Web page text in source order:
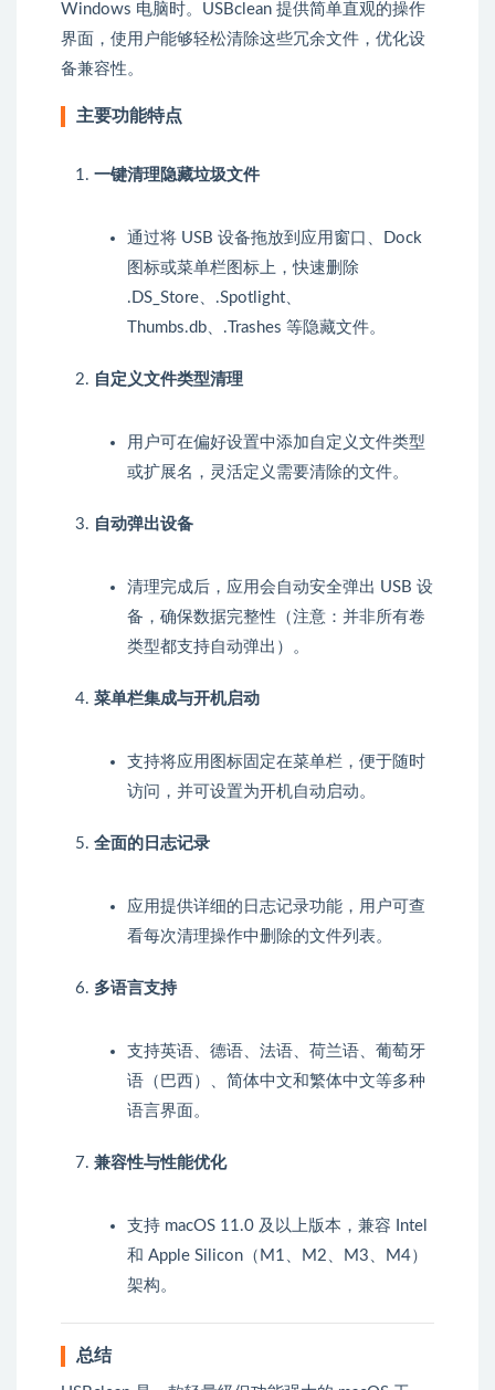
Windows 电脑时。USBclean 提供简单直观的操作
界面，使用户能够轻松清除这些冗余文件，优化设
备兼容性。
主要功能特点
一键清理隐藏垃圾文件
通过将 USB 设备拖放到应用窗口、Dock
图标或菜单栏图标上，快速删除
.DS_Store、 .Spotlight、
Thumbs.db、 .Trashes 等隐藏文件。
自定义文件类型清理
用户可在偏好设置中添加自定义文件类型
或扩展名，灵活定义需要清除的文件。
自动弹出设备
清理完成后，应用会自动安全弹出 USB 设
备，确保数据完整性（注意：并非所有卷
类型都支持自动弹出）。
菜单栏集成与开机启动
支持将应用图标固定在菜单栏，便于随时
访问，并可设置为开机自动启动。
全面的日志记录
应用提供详细的日志记录功能，用户可查
看每次清理操作中删除的文件列表。
多语言支持
支持英语、德语、法语、荷兰语、葡萄牙
语（巴西）、简体中文和繁体中文等多种
语言界面。
兼容性与性能优化
支持 macOS 11.0 及以上版本，兼容 Intel
和 Apple Silicon（M1、M2、M3、M4）
架构。
总结